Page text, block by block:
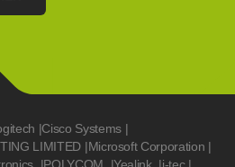
|Cisco Systems |
LIMITED |Microsoft Corporation |